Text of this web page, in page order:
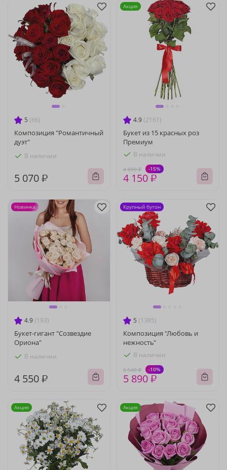
5 (66)
Композиция "Романтичный
дуэт"
В наличии
5 070 ₽
4.9 (2161)
Букет из 15 красных роз
Премиум
В наличии
4 880 ₽ -15%
4 150 ₽
Акция
4.9 (193)
Букет-гигант "Созвездие
Ориона"
В наличии
4 550 ₽
Новинка
5 (1385)
Композиция "Любовь и
нежность"
В наличии
6 540 ₽ -10%
5 890 ₽
Крупный бутон
Акция Акция